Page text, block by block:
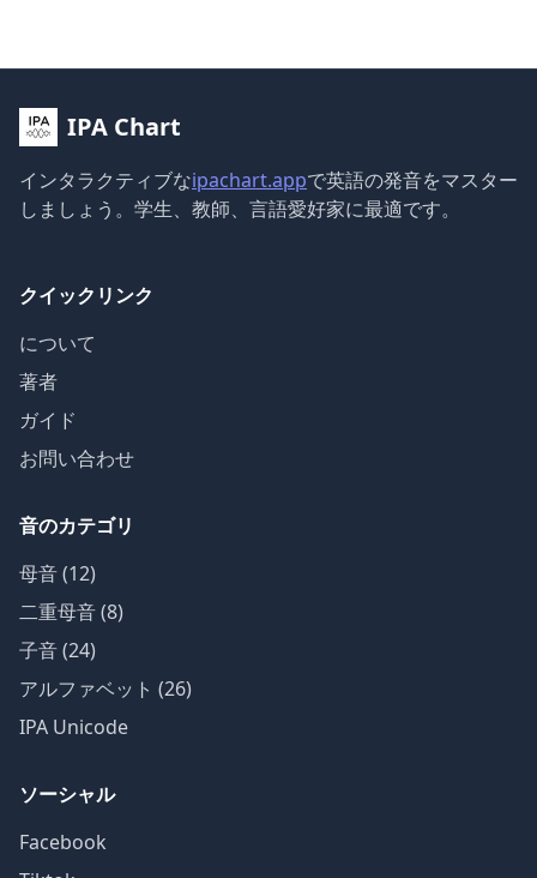
IPA Chart
インタラクティブなipachart.appで英語の発音をマスター
しましょう。学生、教師、言語愛好家に最適です。
クイックリンク
について
著者
ガイド
お問い合わせ
音のカテゴリ
母音 (12)
二重母音 (8)
子音 (24)
アルファベット (26)
IPA Unicode
ソーシャル
Facebook